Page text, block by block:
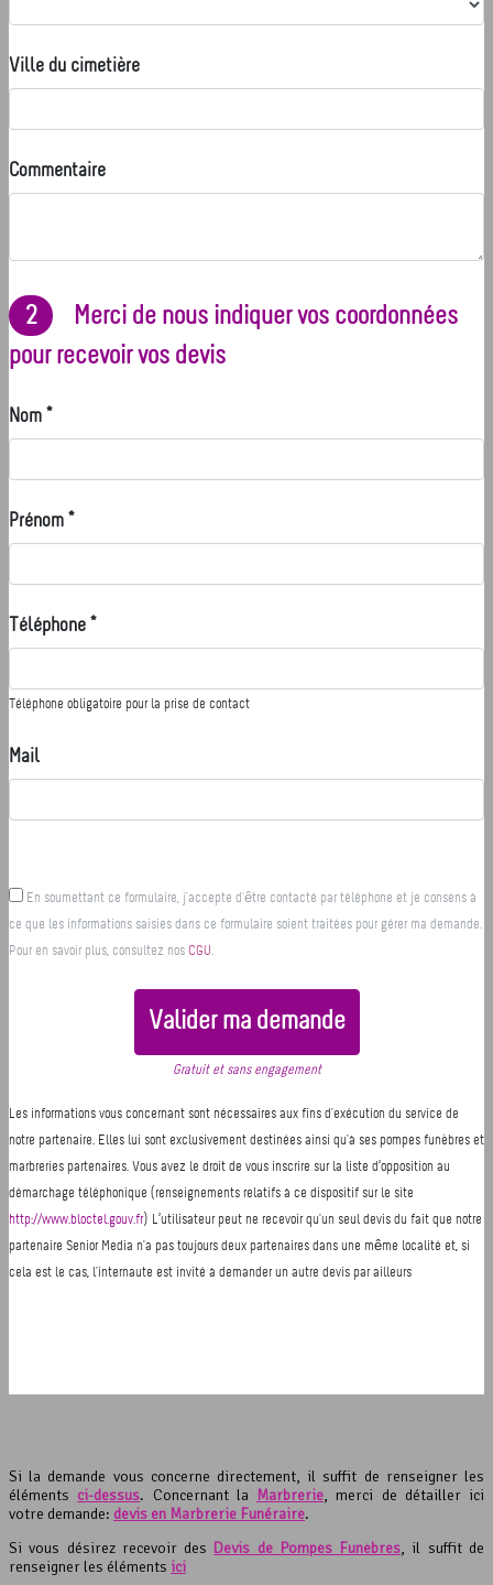
Si la demande vous concerne directement, il suffit de renseigner les
éléments ci-dessus. Concernant la Marbrerie, merci de détailler ici
votre demande: devis en Marbrerie Funéraire.
Si vous désirez recevoir des Devis de Pompes Funèbres, il suffit de
renseigner les éléments ici